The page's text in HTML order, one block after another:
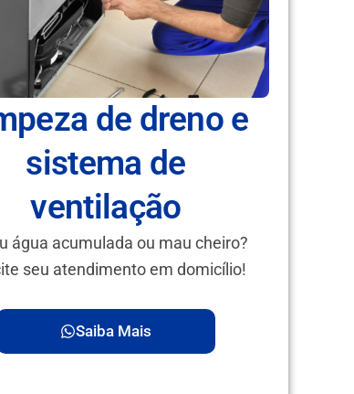
de dreno e
sistema de
ventilação
água acumulada ou mau cheiro?
seu atendimento em domicílio!
Saiba Mais